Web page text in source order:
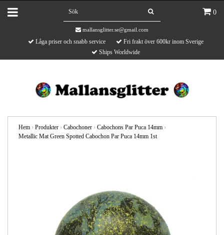
0
mallansglitter.se@gmail.com
Låga priser och snabb service
Fri frakt över 600kr inom Sverige
Ships Worldwide
Hem › Produkter › Cabochoner › Cabochons Par Puca 14mm ›
Metallic Mat Green Spotted Cabochon Par Puca 14mm 1st